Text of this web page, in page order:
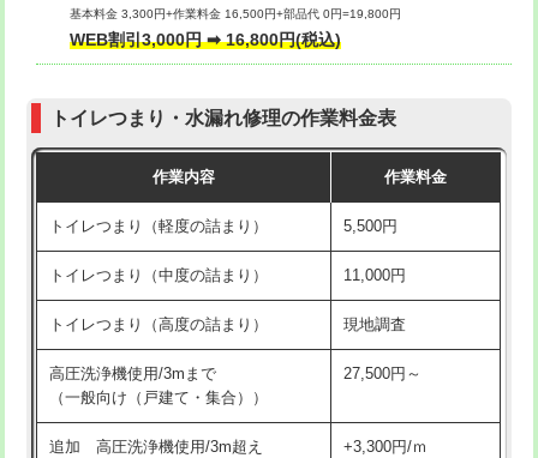
基本料金 3,300円+作業料金 16,500円+部品代 0円=19,800円
WEB割引3,000円 ➡ 16,800円(税込)
トイレつまり・水漏れ修理の作業料金表
作業内容 作業料金
トイレつまり（軽度の詰まり） 5,500円
トイレつまり（中度の詰まり） 11,000円
トイレつまり（高度の詰まり） 現地調査
高圧洗浄機使用/3mまで
（一般向け（戸建て・集合））
27,500円～
追加 高圧洗浄機使用/3m超え
+3,300円/ｍ